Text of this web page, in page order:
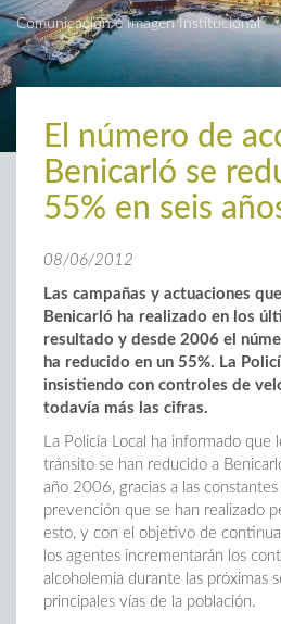
Comunicación e Imagen Institucional
El número de
Benicarló se
55% en seis
08/06/2012
Las campañas y actuaciones
Benicarló ha realizado en los
resultado y desde 2006 el
ha reducido en un 55%. La
insistiendo con controles de
todavía más las cifras.
La Policía Local ha informado que
tránsito se han reducido a
año 2006, gracias a las
prevención que se han realizado
esto, y con el objetivo de
los agentes incrementarán los
alcoholemia durante las próximas
principales vías de la población.